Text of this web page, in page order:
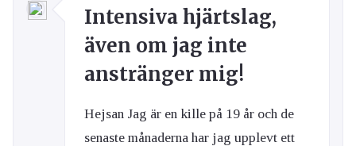
Intensiva hjärtslag,
även om jag inte
anstränger mig!
Hejsan Jag är en kille på 19 år och de
senaste månaderna har jag upplevt ett